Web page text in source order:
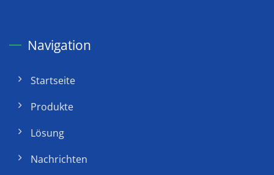
Navigation
Startseite
Produkte
Lösung
Nachrichten